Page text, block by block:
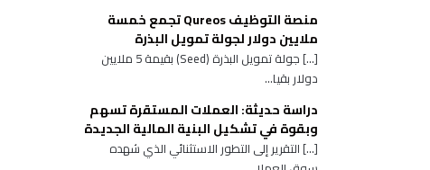
منصة التوظيف Qureos تجمع خمسة
ملايين دولار لجولة تمويل البذرة
[…] جولة تمويل البذرة (Seed) بقيمة 5 ملايين
دولار بقيا...
دراسة حديثة: العملات المستقرة تسهم
وبقوة في تشكيل البنية المالية الجديدة
[…] التقرير إلى التطور الاستثنائي الذي شهده